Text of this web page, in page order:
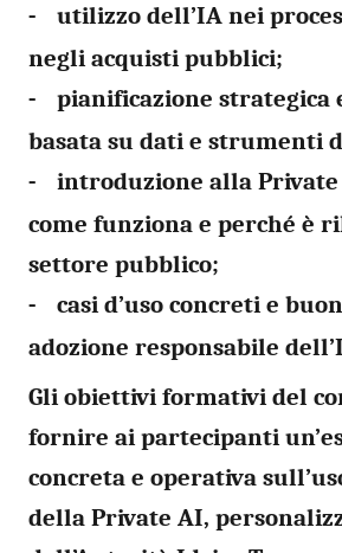
-
utilizzo dell’IA nei
negli acquisti pubblici;
-
pianificazione strategica
basata su dati e strumenti
-
introduzione alla Private
come funziona e perché è
settore pubblico;
-
casi d’uso concreti e
adozione responsabile
Gli obiettivi formativi del
fornire ai partecipanti
concreta e operativa
della Private AI,